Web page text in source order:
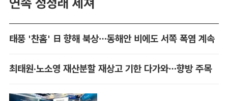
태풍 '찬홈' 日 향해 북상…동해안 비에도 서쪽 폭염 계속
최태원·노소영 재산분할 재상고 기한 다가와…향방 주목